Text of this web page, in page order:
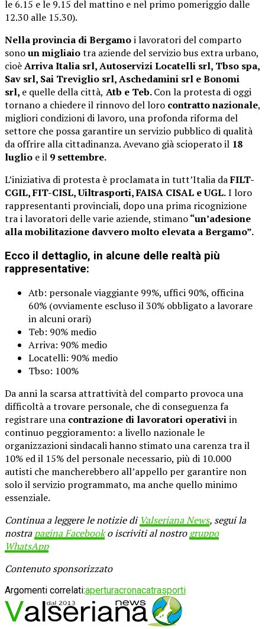
le 6.15 e le 9.15 del mattino e nel primo pomeriggio dalle
12.30 alle 15.30).
Nella provincia di Bergamoi lavoratori del comparto
sonoun migliaiotra aziende del servizio bus extra urbano,
cioèArriva Italia srl, Autoservizi Locatelli srl, Tbso spa,
Sav srl, Sai Treviglio srl, Aschedamini srl e Bonomi
srl, e quelle della città, Atb e Teb.Con la protesta di oggi
tornano a chiedere il rinnovo del loro contratto nazionale,
migliori condizioni di lavoro, una profonda riforma del
settore che possa garantire un servizio pubblico di qualità
da offrire alla cittadinanza. Avevano già scioperato il 18
luglio e il 9 settembre.
L’iniziativa di protesta è proclamata in tutt’Italia daFILT-
CGIL, FIT-CISL, Uiltrasporti, FAISA CISAL e UGL.I loro
rappresentanti provinciali, dopo una prima ricognizione
tra i lavoratori delle varie aziende, stimano“un’adesione
alla mobilitazione davvero molto elevata a Bergamo”.
Ecco il dettaglio, in alcune delle realtà più
rappresentative:
Atb: personale viaggiante 99%, uffici 90%, officina
60% (ovviamente escluso il 30% obbligato a lavorare
in alcuni orari)
Teb: 90% medio
Arriva: 90% medio
Locatelli: 90% medio
Tbso: 100%
Da anni la scarsa attrattività del comparto provoca una
difficoltà a trovare personale, che di conseguenza fa
registrare una contrazione di lavoratori operativiin
continuo peggioramento: a livello nazionale le
organizzazioni sindacali hanno stimato una carenza tra il
10% ed il 15% del personale necessario, più di 10.000
autisti che mancherebbero all’appello per garantire non
solo il servizio programmato, ma anche quello minimo
essenziale.
Continua a leggere le notizie di Valseriana News, segui la
nostrapagina Facebooko iscriviti al nostrogruppo
WhatsApp
Contenuto sponsorizzato
Argomenti correlati:aperturacronacatrasporti